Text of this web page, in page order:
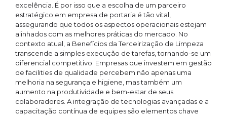
excelência. É por isso que a escolha de um parceiro
estratégico em empresa de portaria é tão vital,
assegurando que todos os aspectos operacionais estejam
alinhados com as melhores práticas do mercado. No
contexto atual, a Benefícios da Terceirização de Limpeza
transcende a simples execução de tarefas, tornando-se um
diferencial competitivo. Empresas que investem em gestão
de facilities de qualidade percebem não apenas uma
melhoria na segurança e higiene, mas também um
aumento na produtividade e bem-estar de seus
colaboradores. A integração de tecnologias avançadas e a
capacitação contínua de equipes são elementos chave